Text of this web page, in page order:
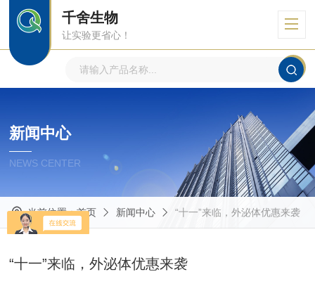
千舍生物
让实验更省心！
新闻中心
NEWS CENTER
当前位置：首页 新闻中心 “十一”来临，外泌体优惠来袭
“十一”来临，外泌体优惠来袭